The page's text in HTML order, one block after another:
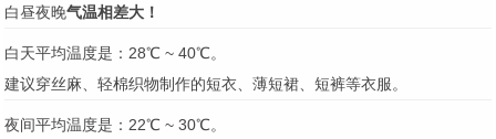
白昼夜晚气温相差大！
白天平均温度是：28℃ ~ 40℃。
建议穿丝麻、轻棉织物制作的短衣、薄短裙、短裤等衣服。
夜间平均温度是：22℃ ~ 30℃。